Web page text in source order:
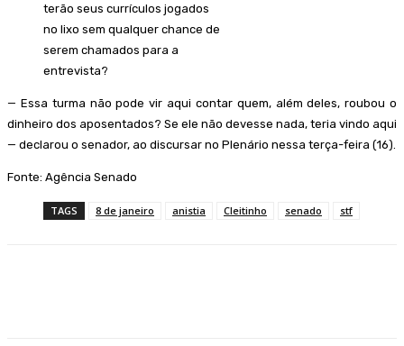
terão seus currículos jogados
no lixo sem qualquer chance de
serem chamados para a
entrevista?
— Essa turma não pode vir aqui contar quem, além deles, roubou o
dinheiro dos aposentados? Se ele não devesse nada, teria vindo aqui
— declarou o senador, ao discursar no Plenário nessa terça-feira (16).
Fonte: Agência Senado
TAGS 8 de janeiro anistia Cleitinho senado stf